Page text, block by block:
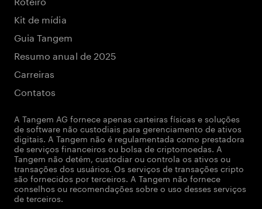
Kit de mídia
Guia Tangem
Resumo anual de 2025
Carreiras
Contatos
A Tangem AG fornece apenas carteiras físicas e soluções
de software não custodiais para gerenciamento de ativos
digitais. A Tangem não é regulamentada como prestadora
de serviços financeiros ou bolsa de criptomoedas. A
Tangem não detém, custodiar ou controla os ativos ou
transações dos usuários. Os serviços de transações cripto
são fornecidos por terceiros. A Tangem não fornece
conselhos ou recomendações sobre o uso desses serviços
de terceiros.